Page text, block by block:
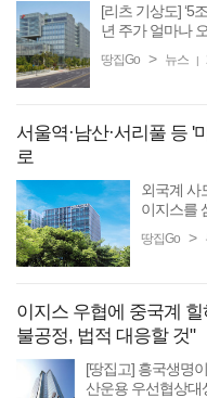
[리츠 기상도] ‘5
년 주가 얼마나 오를까 [땅집고] SK리츠가
(AUM)을 5조
땅집Go > 뉴스 |
서울역·남산·서리풀 등 '
로
외국계 사
이지스를
자산운용
땅집Go >
이지스 우협에 중국계
불공정, 법적 대응할 것"
[땅집고] 흥국생명
산운용 우선협상대